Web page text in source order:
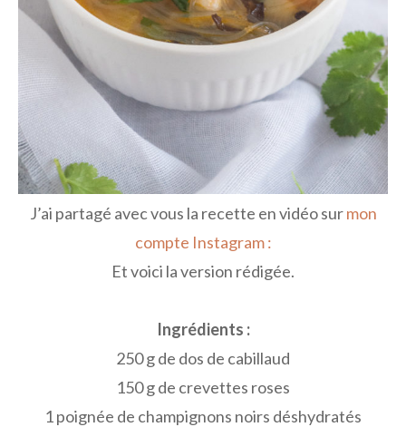
J’ai partagé avec vous la recette en vidéo surmon
compte Instagram :
Et voici la version rédigée.
Ingrédients :
250 g de dos de cabillaud
150 g de crevettes roses
1 poignée de champignons noirs déshydratés